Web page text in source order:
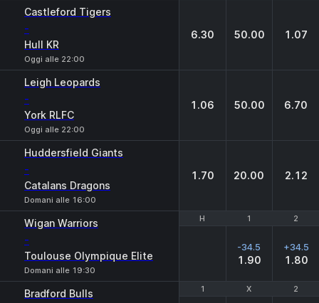
Castleford Tigers
-
Hull KR
Oggi alle 22:00
6.30 50.00 1.07
Leigh Leopards
-
York RLFC
Oggi alle 22:00
1.06 50.00 6.70
Huddersfield Giants
-
Catalans Dragons
Domani alle 16:00
1.70 20.00 2.12
H 1 2
Wigan Warriors
-
Toulouse Olympique Elite
Domani alle 19:30
H 1 2
-34.5
1.90
+34.5
1.80
1 X 2
Bradford Bulls 1 X 2